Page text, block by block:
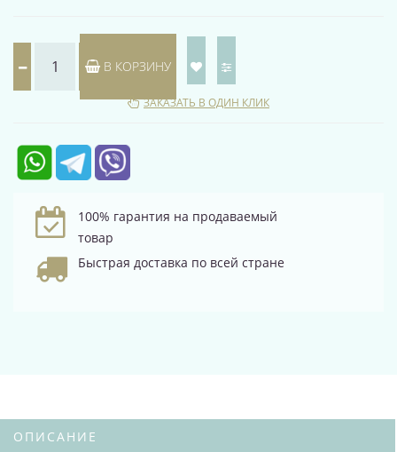
В КОРЗИНУ
ЗАКАЗАТЬ В ОДИН КЛИК
100% гарантия на продаваемый
товар
Быстрая доставка по всей стране
ОПИСАНИЕ